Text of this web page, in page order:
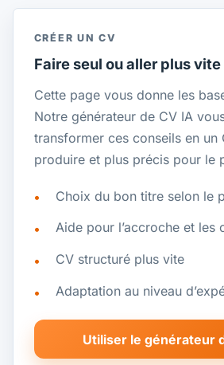
CRÉER UN CV
Faire seul ou aller plus vite
Cette page vous donne les
Notre générateur de CV IA
transformer ces conseils en un
produire et plus précis pour le
Choix du bon titre selon le
Aide pour l’accroche et les
CV structuré plus vite
Adaptation au niveau
Utiliser le générateur